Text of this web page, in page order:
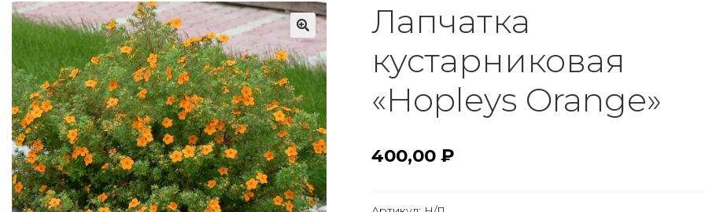
Лапчатка
кустарниковая
«Hopleys Orange»
400,00₽